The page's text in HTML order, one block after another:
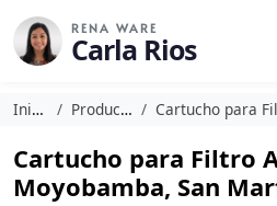
RENA WARE
Carla Rios
Inicio Productos Cartucho para
Cartucho para Filtro
Moyobamba, San